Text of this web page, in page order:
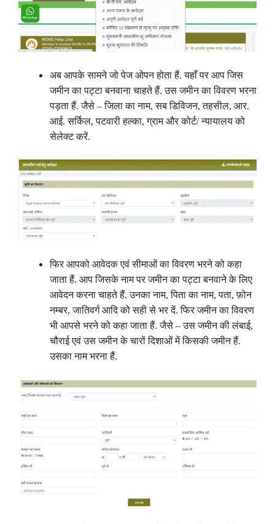
अब आपके सामने जो पेज ओपन होता हैं. यहाँ पर आप जिस
जमीन का पट्टा बनवाना चाहते हैं. उस जमीन का विवरण भरना
पड़ता हैं. जैसे – जिला का नाम, सब डिविजन, तहसील, आर.
आई. सर्किल, पटवारी हल्का, ग्राम और कोर्ट/ न्यायालय को
सेलेक्ट करें.
फिर आपको आवेदक एवं सीमाओं का विवरण भरने को कहा
जाता हैं. आप जिसके नाम पर जमीन का पट्टा बनवाने के लिए
आवेदन करना चाहते हैं. उनका नाम, पिता का नाम, पता, फ़ोन
नम्बर, जातिवर्ग आदि को सही से भर दें. फिर जमीन का विवरण
भी आपसे भरने को कहा जाता हैं. जैसे – उस जमीन की लंबाई,
चौराई एवं उस जमीन के चारों दिशाओं में किसकी जमीन हैं.
उसका नाम भरना हैं.